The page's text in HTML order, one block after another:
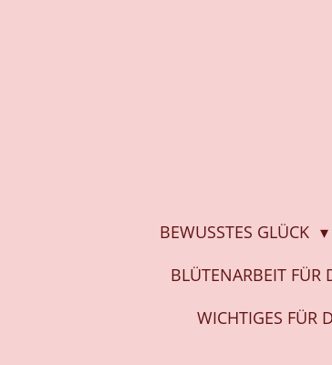
BEWUSSTES GLÜCK
BLÜTENARBEIT FÜR
WICHTIGES FÜR